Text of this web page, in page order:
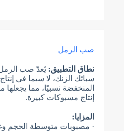
صب الرمل
نطاق التطبيق: يُعدّ صب الرمل
سبائك الزنك، لا سيما في
المنخفضة نسبيًا، مما
إنتاج مسبوكات كبيرة.
المزايا:
· مصبوبات متوسطة الحجم